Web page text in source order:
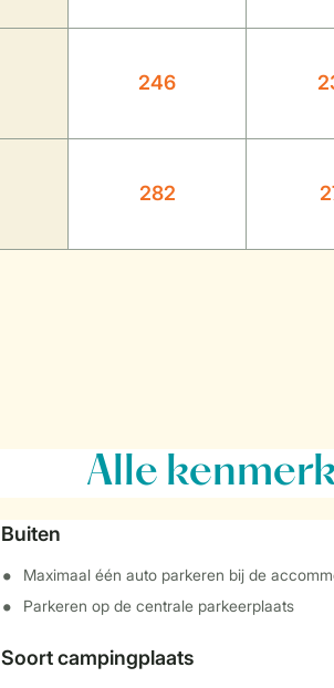
246
282
Alle
Buiten
Maximaal één auto parkeren bij de
Parkeren op de centrale parkeerplaats
Soort campingplaats